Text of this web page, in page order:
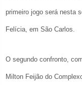
primeiro jogo será nesta
Felícia, em São Carlos.
O segundo confronto,
Milton Feijão do